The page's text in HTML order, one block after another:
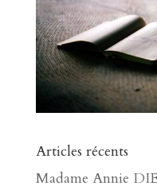
Articles récents
Madame Annie